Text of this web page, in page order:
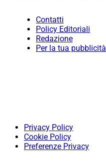
Contatti
Policy Editoriali
Redazione
Per la tua pubblicità
Privacy Policy
Cookie Policy
Preferenze Privacy